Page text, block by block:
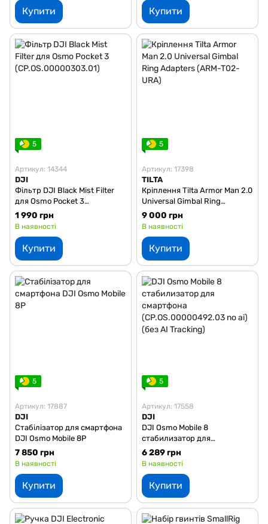
Купити Купити
5
Артикул: 14344
DJI
Фільтр DJI Black Mist Filter
для Osmo Pocket 3
(CP.OS.00000303.01)
1 990 грн
В наявності
Купити
5
Артикул: 17398
TILTA
Кріплення Tilta Armor Man 2.0
Universal Gimbal Ring
Adapters (ARM-T02-URA)
9 000 грн
В наявності
Купити
5
Артикул: 17887
DJI
Стабілізатор для смартфона
DJI Osmo Mobile 8P
7 850 грн
В наявності
Купити
5
Артикул: 17558
DJI
DJI Osmo Mobile 8
стабилизатор для
смартфона
(CP.OS.00000492.03 no ai)
6 289 грн
В наявності
Купити